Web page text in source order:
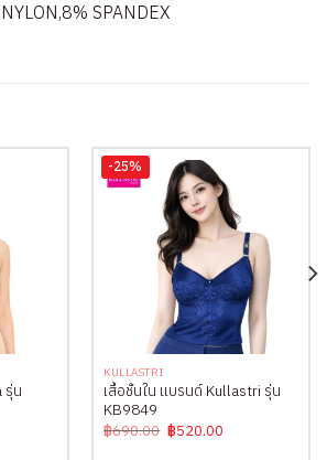
SPANDEX
รุ่น
-25%
KULLASTRI
เสื้อชั้นใน แบรนด์ Kullastri รุ่น
KB9849
฿690.00 Original
price
฿520.00